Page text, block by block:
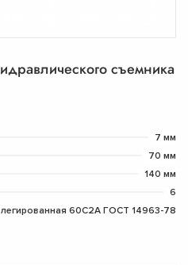
съемника
7 мм
70 мм
140 мм
6
60С2А ГОСТ 14963-78